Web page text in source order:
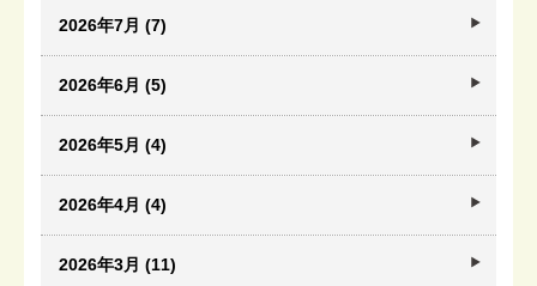
2026年7月 (7)
2026年6月 (5)
2026年5月 (4)
2026年4月 (4)
2026年3月 (11)